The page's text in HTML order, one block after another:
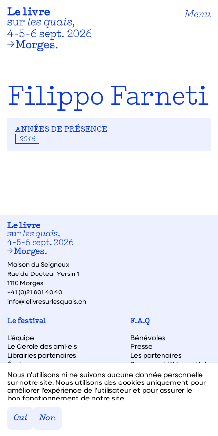
Menu
Filippo Farneti
ANNÉES DE PRÉSENCE
2016
Maison du Seigneux
Rue du Docteur Yersin 1
1110 Morges
+41 (0)21 801 40 40
info@lelivresurlesquais.ch
Le festival
L’équipe
Le Cercle des ami·e·s
Librairies partenaires
Écoles
F.A.Q
Bénévoles
Presse
Les partenaires
Responsabilité sociétale
Archive des éditions
Archive des autrices et auteurs
Nous n'utilisons ni ne suivons aucune donnée personnelle
sur notre site. Nous utilisons des cookies uniquement pour
améliorer l'expérience de l'utilisateur et pour assurer le
bon fonctionnement de notre site.
Oui Non